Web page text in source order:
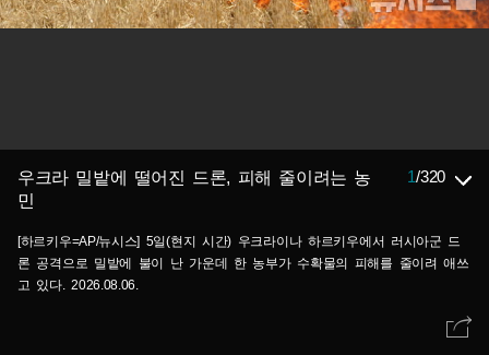
우크라 밀밭에 떨어진 드론, 피해 줄이려는 농
민
1/320
[하르키우=AP/뉴시스] 5일(현지 시간) 우크라이나 하르키우에서 러시아군 드
론 공격으로 밀밭에 불이 난 가운데 한 농부가 수확물의 피해를 줄이려 애쓰
고 있다. 2026.08.06.